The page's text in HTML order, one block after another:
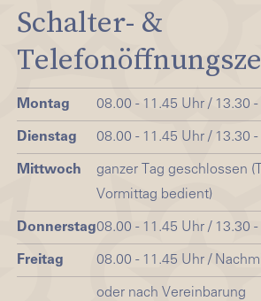
Schalter- &
Montag 08.00 - 11.45 Uhr / 13.30
Dienstag 08.00 - 11.45 Uhr / 13.30
Mittwoch
ganzer Tag geschlossen
Vormittag bedient)
Donnerstag08.00 - 11.45 Uhr / 13.30
Freitag 08.00 - 11.45 Uhr /
oder nach Vereinbarung